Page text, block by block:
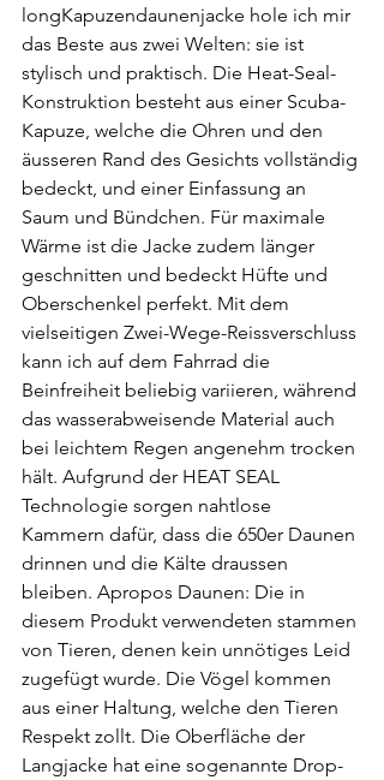
longKapuzendaunenjacke hole ich mir
das Beste aus zwei Welten: sie ist
stylisch und praktisch. Die Heat-Seal-
Konstruktion besteht aus einer Scuba-
Kapuze, welche die Ohren und den
äusseren Rand des Gesichts vollständig
bedeckt, und einer Einfassung an
Saum und Bündchen. Für maximale
Wärme ist die Jacke zudem länger
geschnitten und bedeckt Hüfte und
Oberschenkel perfekt. Mit dem
vielseitigen Zwei-Wege-Reissverschluss
kann ich auf dem Fahrrad die
Beinfreiheit beliebig variieren, während
das wasserabweisende Material auch
bei leichtem Regen angenehm trocken
hält. Aufgrund der HEAT SEAL
Technologie sorgen nahtlose
Kammern dafür, dass die 650er Daunen
drinnen und die Kälte draussen
bleiben. Apropos Daunen: Die in
diesem Produkt verwendeten stammen
von Tieren, denen kein unnötiges Leid
zugefügt wurde. Die Vögel kommen
aus einer Haltung, welche den Tieren
Respekt zollt. Die Oberfläche der
Langjacke hat eine sogenannte Drop-